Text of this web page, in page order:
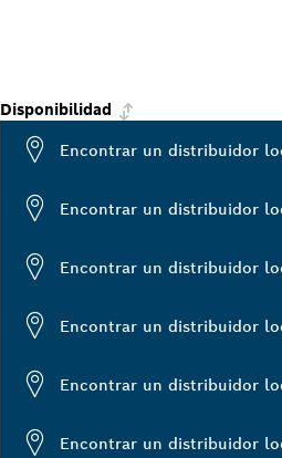
Disponibilidad
Encontrar un distribuidor
Encontrar un distribuidor
Encontrar un distribuidor
Encontrar un distribuidor
Encontrar un distribuidor
Encontrar un distribuidor